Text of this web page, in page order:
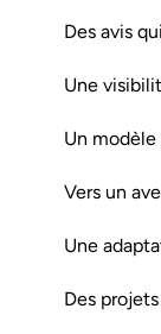
Des avis
Une
Un modèle
Vers un
Une
Des